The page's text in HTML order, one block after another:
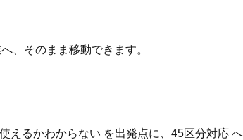
、そのまま移動できます。
えるかわからない を出発点に、45区分対応